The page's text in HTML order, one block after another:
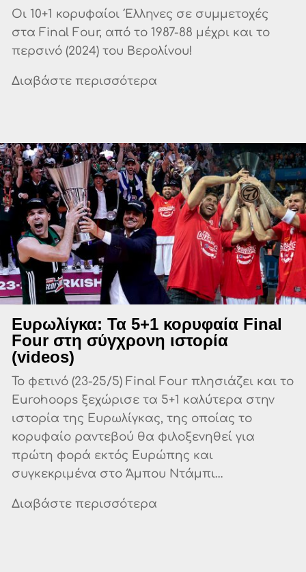
Οι 10+1 κορυφαίοι Έλληνες σε συμμετοχές
στα Final Four, από το 1987-88 μέχρι και το
περσινό (2024) του Βερολίνου!
Διαβάστε περισσότερα
Ευρωλίγκα: Τα 5+1 κορυφαία Final
Four στη σύγχρονη ιστορία
(videos)
Το φετινό (23-25/5) Final Four πλησιάζει και το
Eurohoops ξεχώρισε τα 5+1 καλύτερα στην
ιστορία της Ευρωλίγκας, της οποίας το
κορυφαίο ραντεβού θα φιλοξενηθεί για
πρώτη φορά εκτός Ευρώπης και
συγκεκριμένα στο Άμπου Ντάμπι…
Διαβάστε περισσότερα